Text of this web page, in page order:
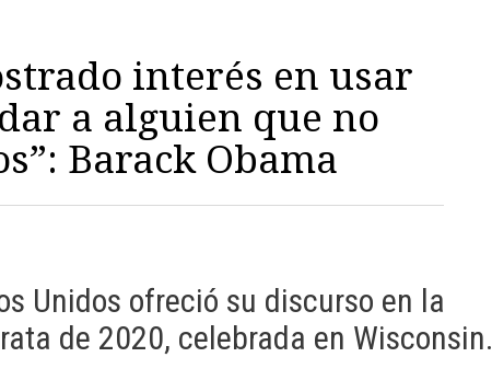
interés en usar
a alguien que no
Barack Obama
Unidos ofreció su discurso en la
de 2020, celebrada en Wisconsin.